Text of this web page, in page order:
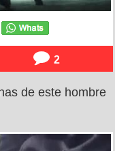
2
de este hombre